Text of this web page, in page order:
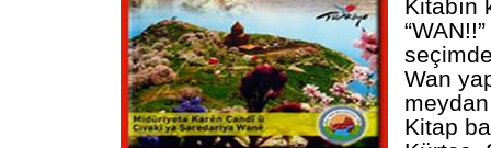
Kitabın
Wan
Kitap